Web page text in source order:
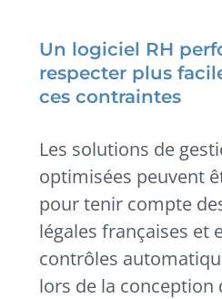
Un logiciel RH
respecter plus
ces contraintes
Les solutions de
optimisées peuvent
pour tenir compte
légales françaises et
contrôles
lors de la conception